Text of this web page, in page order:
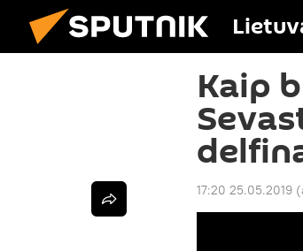
Kaip
17:20 25.05.2019